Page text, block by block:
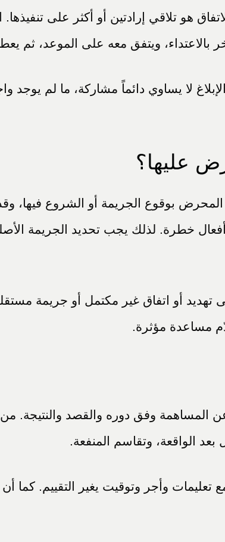
هو تلاقي إرادتين أو أكثر على
ويتفق معه على الموعد، ثم
لا يساوي دائماً مشاركة، ما لم
عليها؟
المحرض بوقوع الجريمة أو الشروع
أفعال خطرة. لذلك يجب تحديد الجريمة
تهديد أو اتفاق غير مكتمل أو جريمة
مساعدة مؤثرة.
وفق دوره والقصد والنتيجة. من
الواقعة، وتقاسم المنفعة.
وأجر وتوقيت يغير التقييم. كما